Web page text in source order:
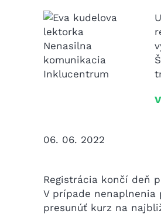
06. 06. 2022
Registrácia končí deň
V prípade nenaplnenia
presunúť kurz na